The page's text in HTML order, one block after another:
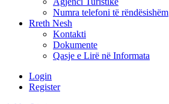
Numra telefoni të rëndësishëm
Rreth Nesh
Kontakti
Dokumente
Qasje e Lirë në Informata
Login
Register